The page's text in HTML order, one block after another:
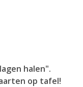
halen".
op tafel!